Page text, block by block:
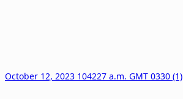
October 12, 2023 104227 a.m. GMT 0330 (1)